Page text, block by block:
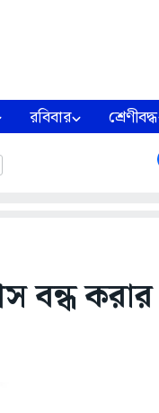
রবিবার শ্রেণীবদ্ধ
বন্ধ করার